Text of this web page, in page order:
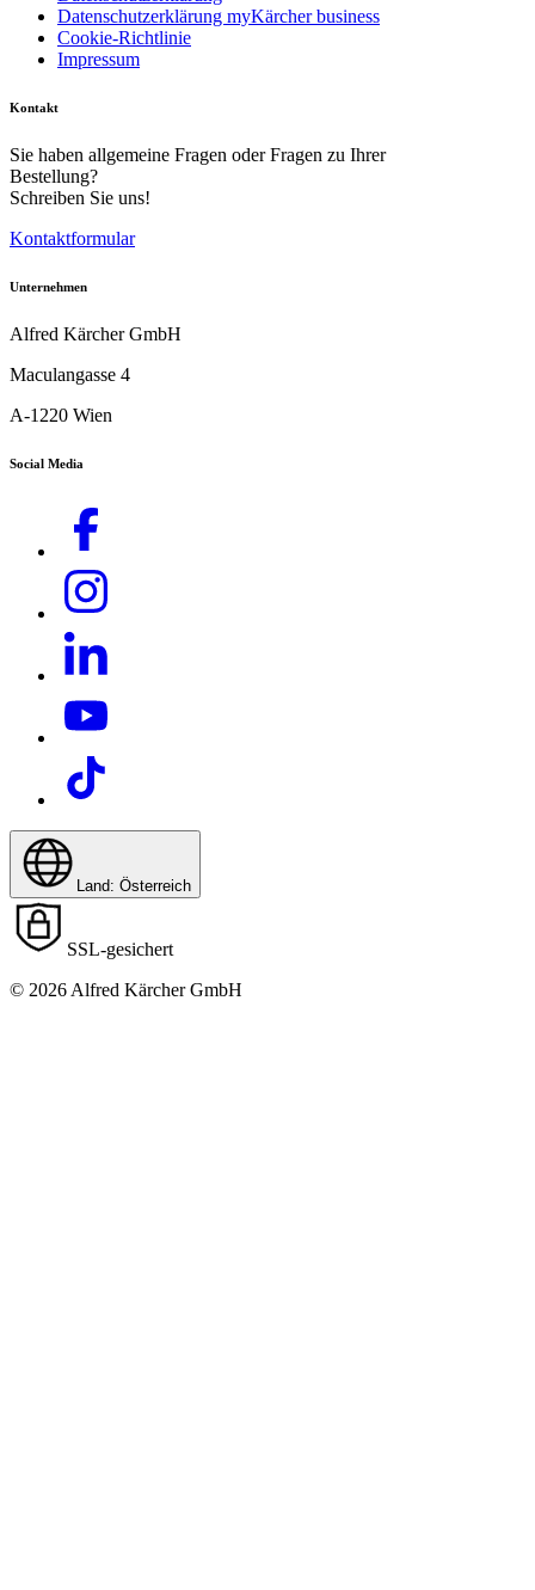
Download PDF
Datenschutzerklärung myKärcher business
Cookie-Richtlinie
Impressum
Kontakt
Sie haben allgemeine Fragen oder Fragen zu Ihrer
Bestellung?
Schreiben Sie uns!
Kontaktformular
Unternehmen
Alfred Kärcher GmbH
Maculangasse 4
A-1220 Wien
Social Media
Land: Österreich
SSL-gesichert
© 2026 Alfred Kärcher GmbH